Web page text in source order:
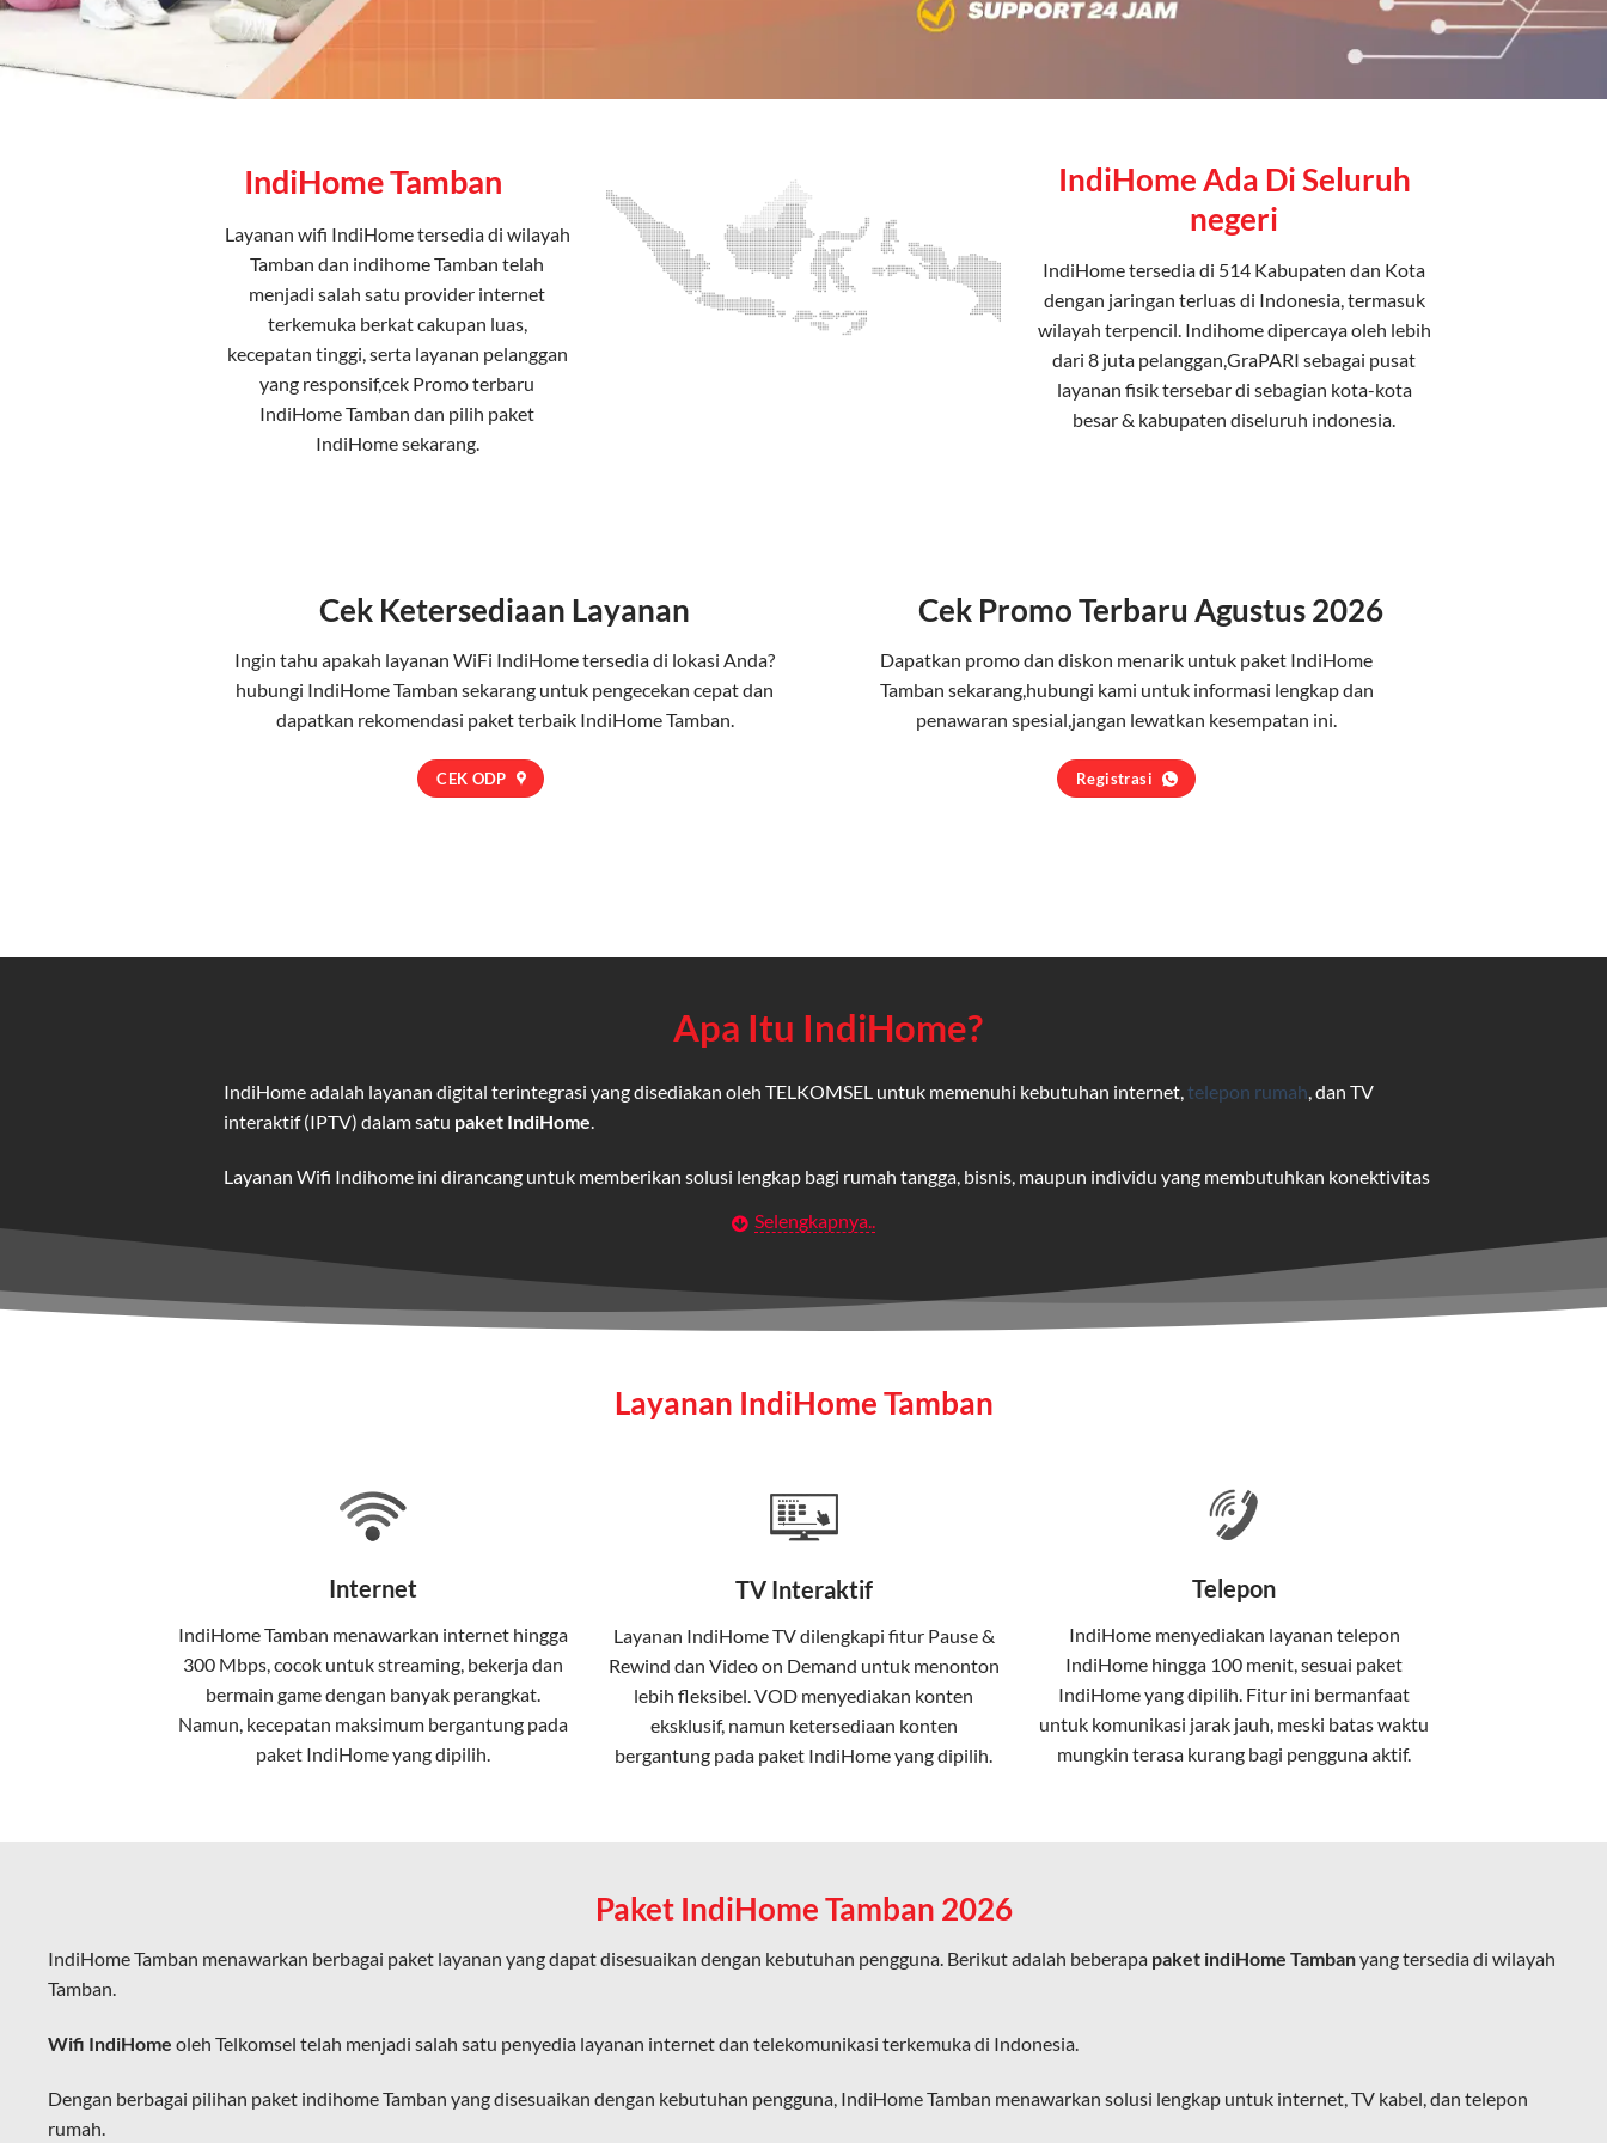
IndiHome Tamban
Layanan wifi IndiHometersedia di wilayah
Tamban dan indihome Tamban telah
menjadi salah satu provider internet
terkemuka berkat cakupan luas,
kecepatan tinggi, serta layanan pelanggan
yang responsif,cek Promo terbaru
IndiHome Tamban dan pilih paket
IndiHomesekarang.
IndiHome Ada Di Seluruh
negeri
IndiHome tersedia di 514 Kabupaten dan Kota
dengan jaringan terluas di Indonesia, termasuk
wilayah terpencil. Indihome dipercaya oleh lebih
dari 8 juta pelanggan,GraPARI sebagai pusat
layanan fisik tersebar di sebagian kota-kota
besar & kabupaten diseluruh indonesia.
Cek Ketersediaan Layanan
Ingin tahu apakah layanan WiFi IndiHome tersedia di lokasi Anda?
hubungi IndiHome Tamban sekarang untuk pengecekan cepat dan
dapatkan rekomendasi paket terbaik IndiHome Tamban.
CEK ODP
Cek Promo Terbaru Agustus 2026
Dapatkan promo dan diskon menarik untuk paket IndiHome
Tamban sekarang,hubungi kami untuk informasi lengkap dan
penawaran spesial,jangan lewatkan kesempatan ini.
Registrasi
Apa Itu IndiHome?
IndiHome adalah layanan digital terintegrasi yang disediakan oleh TELKOMSEL untuk memenuhi kebutuhan internet, telepon rumah , dan TV
interaktif (IPTV) dalam satu paket IndiHome
Layanan Wifi Indihome ini dirancang untuk memberikan solusi lengkap bagi rumah tangga, bisnis, maupun individu yang membutuhkan konektivitas
Wifi IndiHome adalah layananinternetberbasis fiber optic yang disediakan oleh Telkom Indonesia untuk pengguna rumah dan bisnis.
Teknologi di Balik WiFi IndiHome
pelanggan. Teknologi ini memiliki beberapa keunggulan:
Kecepatan Tinggi
Serat optik mampu mentransmisikan data dalam kecepatan tinggi hingga 1 Gbps, lebih cepat dibandingkan kabel tembaga atau DSL.
Koneksi Stabil
melalui perangkat router WiFi.
Selengkapnya..
Layanan IndiHome Tamban
Internet
IndiHome Tamban menawarkan internet hingga
300 Mbps, cocok untuk streaming, bekerja dan
bermain game dengan banyak perangkat.
Namun, kecepatan maksimum bergantung pada
paket IndiHome yang dipilih.
TV Interaktif
Layanan IndiHome TVdilengkapi fitur Pause &
Rewind dan Video on Demand untuk menonton
lebih fleksibel. VOD menyediakan konten
eksklusif, namun ketersediaan konten
bergantung pada paket IndiHome yang dipilih.
Telepon
IndiHome menyediakan layanan telepon
IndiHome hingga 100 menit, sesuai paket
IndiHome yang dipilih. Fitur ini bermanfaat
untuk komunikasi jarak jauh, meski batas waktu
mungkin terasa kurang bagi pengguna aktif.
Paket IndiHome Tamban 2026
IndiHome Tamban menawarkan berbagai paket layanan yang dapat disesuaikan dengan kebutuhan pengguna. Berikut adalah beberapa paket indiHome Tambanyang tersedia di wilayah
Tamban.
Wifi IndiHome oleh Telkomsel telah menjadi salah satu penyedia layanan internet dan telekomunikasi terkemuka di Indonesia.
Dengan berbagai pilihan paket indihome Tamban yang disesuaikan dengan kebutuhan pengguna, IndiHome Tamban menawarkan solusi lengkap untuk internet, TV kabel, dan telepon
rumah.